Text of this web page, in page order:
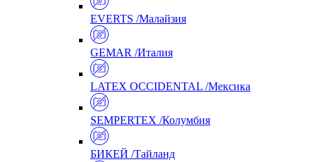
EVERTS /Малайзия
GEMAR /Италия
LATEX OCCIDENTAL /Мексика
SEMPERTEX /Колумбия
БИКЕЙ /Тайланд